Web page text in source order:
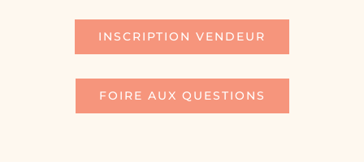
INSCRIPTION VENDEUR
FOIRE AUX QUESTIONS